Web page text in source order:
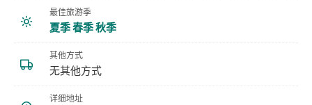
最佳旅游季
夏季 春季 秋季
其他方式
无其他方式
详细地址